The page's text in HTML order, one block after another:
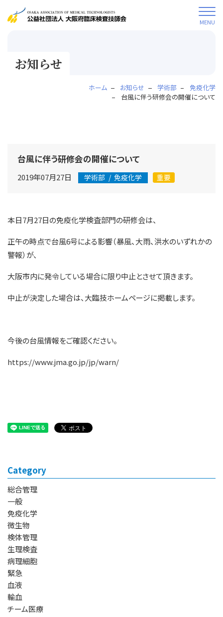
MENU
お知らせ
ホーム お知らせ 学術部
免疫化学
台風に伴う研修会の開催について
台風に伴う研修会の開催について
2019年07月27日 学術部 免疫化学 重要
本日7月27日の免疫化学検査部門の研修会は、
正午の時点で台風6号による影響（暴風、大雨、洪水のいずれかの
警報）が、
大阪市内に発令している場合に限り中止とさせて頂きます。
中止が決定した場合は、大臨技ホームページに掲載します。
今後の台風情報をご確認ください。
https://www.jma.go.jp/jp/warn/
Category
総合管理
一般
免疫化学
微生物
検体管理
生理検査
病理細胞
緊急
血液
輸血
チーム医療